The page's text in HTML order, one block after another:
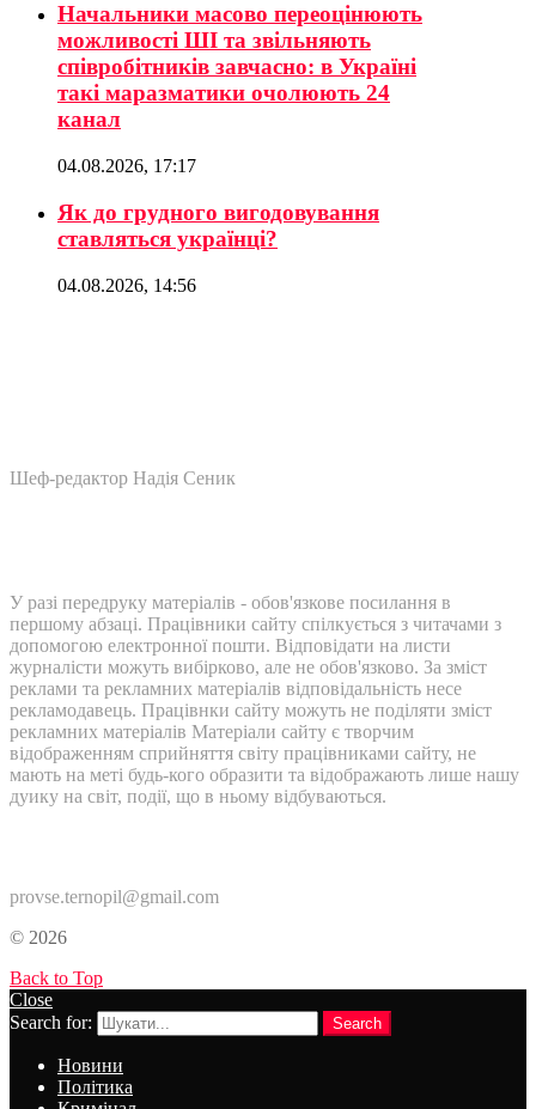
Начальники масово переоцінюють
можливості ШІ та звільняють
співробітників завчасно: в Україні
такі маразматики очолюють 24
канал
04.08.2026, 17:17
Як до грудного вигодовування
ставляться українці?
04.08.2026, 14:56
Шеф-редактор Надія Сеник
У разі передруку матеріалів - обов'язкове посилання в
першому абзаці. Працівники сайту спілкується з читачами з
допомогою електронної пошти. Відповідати на листи
журналісти можуть вибірково, але не обов'язково. За зміст
реклами та рекламних матеріалів відповідальність несе
рекламодавець. Працівнки сайту можуть не поділяти зміст
рекламних матеріалів Матеріали сайту є творчим
відображенням сприйняття світу працівниками сайту, не
мають на меті будь-кого образити та відображають лише нашу
дуику на світ, події, що в ньому відбуваються.
provse.ternopil@gmail.com
© 2026
Back to Top
Close
Search for:
Search
Новини
Політика